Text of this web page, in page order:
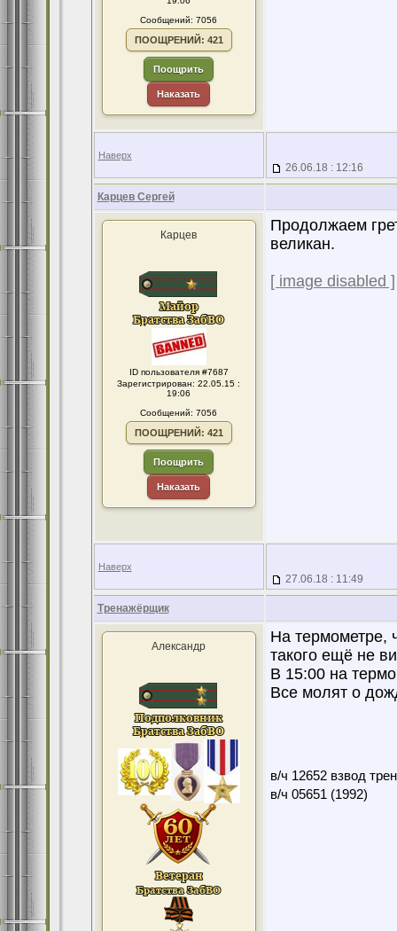
Сообщений: 7056
ПООЩРЕНИЙ: 421
Поощрить
Наказать
Наверх
26.06.18 : 12:16
Карцев Сергей
Карцев
ID пользователя #7687
Зарегистрирован: 22.05.15 :
19:06
Сообщений: 7056
ПООЩРЕНИЙ: 421
Поощрить
Наказать
Продолжаем
великан.
[ image disabled ]
Наверх
27.06.18 : 11:49
Тренажёрщик
Александр
На термометре,
такого ещё не
В 15:00 на
Все молят о
в/ч 12652 взвод
в/ч 05651 (1992)